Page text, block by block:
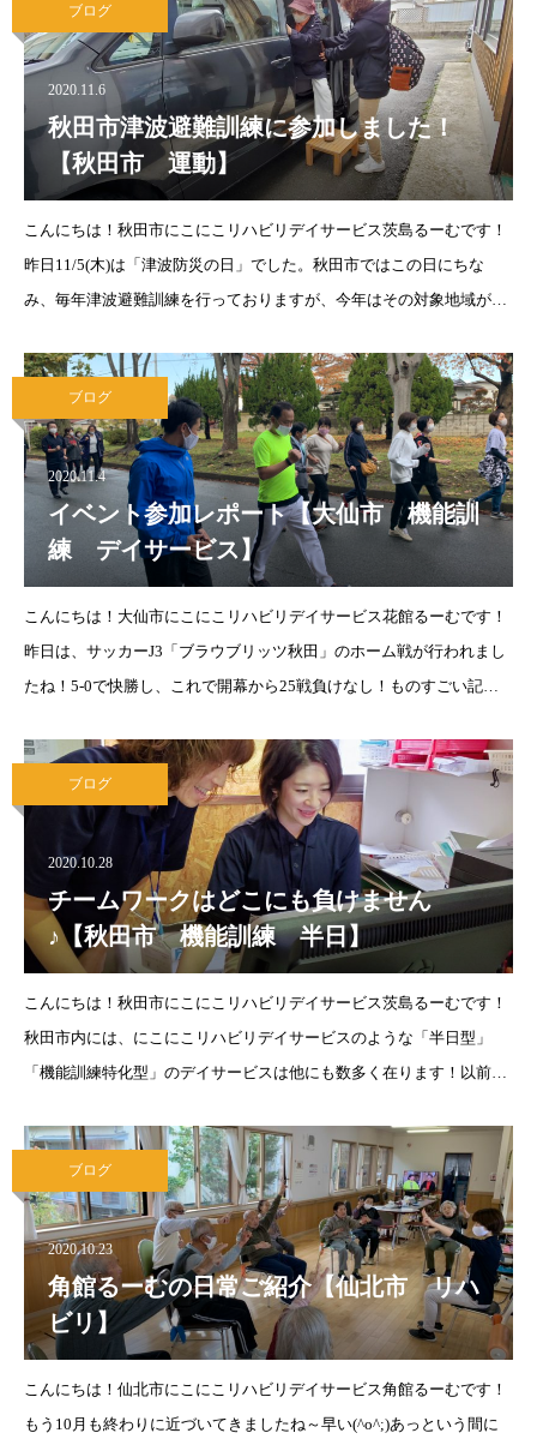
ブログ
2020.11.6
秋田市津波避難訓練に参加しました！
【秋田市 運動】
こんにちは！秋田市にこにこリハビリデイサービス茨島るーむです！
昨日11/5(木)は「津波防災の日」でした。秋田市ではこの日にちな
み、毎年津波避難訓練を行っておりますが、今年はその対象地域が茨
す。)ということで、我々も
ブログ
2020.11.4
イベント参加レポート【大仙市 機能訓
練 デイサービス】
こんにちは！大仙市にこにこリハビリデイサービス花館るーむです！
昨日は、サッカーJ3「ブラウブリッツ秋田」のホーム戦が行われまし
たね！5-0で快勝し、これで開幕から25戦負けなし！ものすごい記録
りの試合も是非、勝
ブログ
2020.10.28
チームワークはどこにも負けません
♪【秋田市 機能訓練 半日】
こんにちは！秋田市にこにこリハビリデイサービス茨島るーむです！
秋田市内には、にこにこリハビリデイサービスのような「半日型」
「機能訓練特化型」のデイサービスは他にも数多く在ります！以前、
イサービスを見てきた中で「にこ
ブログ
2020.10.23
角館るーむの日常ご紹介【仙北市 リハ
ビリ】
こんにちは！仙北市にこにこリハビリデイサービス角館るーむです！
もう10月も終わりに近づいてきましたね～早い(^o^;)あっという間に